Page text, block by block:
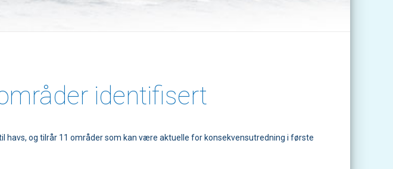
identifisert
og tilrår 11 områder som kan være aktuelle for konsekvensutredning i første